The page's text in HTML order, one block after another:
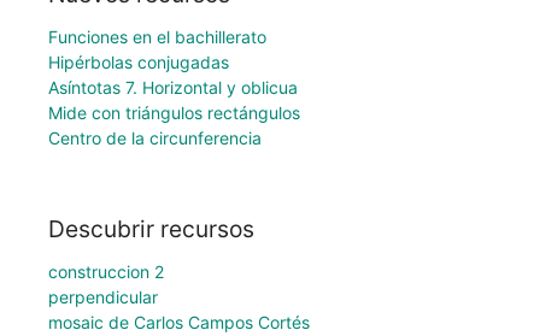
Funciones en el bachillerato
Hipérbolas conjugadas
Asíntotas 7. Horizontal y oblicua
Mide con triángulos rectángulos
Centro de la circunferencia
Descubrir recursos
construccion 2
perpendicular
mosaic de Carlos Campos Cortés